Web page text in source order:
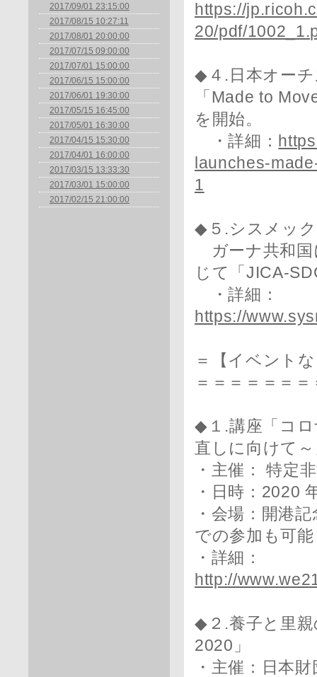
2017/09/01 23:15:00
2017/08/15 10:27:11
2017/08/01 20:00:00
2017/07/15 09:00:00
2017/07/01 15:00:00
2017/06/15 15:00:00
2017/06/01 19:30:00
2017/05/15 16:45:00
2017/05/01 16:30:00
2017/04/15 15:30:00
2017/04/01 16:00:00
2017/03/15 13:33:30
2017/03/01 15:00:00
2017/02/15 21:00:00
https://
20/pdf/
◆４.日本オー
「Made to
を開始。
・詳細：
launches-
1
◆５.シスメッ
ガーナ共和国
じて「JICA-
・詳細：
https://
＝【イベント
＝＝＝＝＝＝＝
◆１.講座「コ
直しに向けて
・主催： 特定
・日時：2020
・会場：開港
での参加も可能
・詳細：
http://
◆２.養子と里
2020」
・主催：日本